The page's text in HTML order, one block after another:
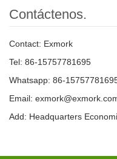
Contáctenos.
Contact: Exmork
Tel: 86-15757781695
Whatsapp: 86-
Email:
Add: Headquarters